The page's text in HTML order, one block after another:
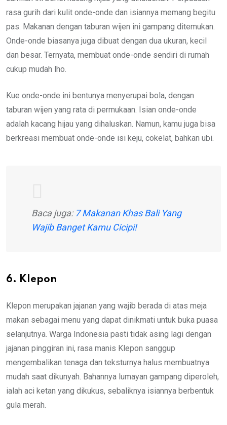
rasa gurih dari kulit onde-onde dan isiannya memang begitu
pas. Makanan dengan taburan wijen ini gampang ditemukan.
Onde-onde biasanya juga dibuat dengan dua ukuran, kecil
dan besar. Ternyata, membuat onde-onde sendiri di rumah
cukup mudah lho.
Kue onde-onde ini bentunya menyerupai bola, dengan
taburan wijen yang rata di permukaan. Isian onde-onde
adalah kacang hijau yang dihaluskan. Namun, kamu juga bisa
berkreasi membuat onde-onde isi keju, cokelat, bahkan ubi.
Baca juga: 7 Makanan Khas Bali Yang
Wajib Banget Kamu Cicipi!
6. Klepon
Klepon merupakan jajanan yang wajib berada di atas meja
makan sebagai menu yang dapat dinikmati untuk buka puasa
selanjutnya. Warga Indonesia pasti tidak asing lagi dengan
jajanan pinggiran ini, rasa manis Klepon sanggup
mengembalikan tenaga dan teksturnya halus membuatnya
mudah saat dikunyah. Bahannya lumayan gampang diperoleh,
ialah aci ketan yang dikukus, sebaliknya isiannya berbentuk
gula merah.